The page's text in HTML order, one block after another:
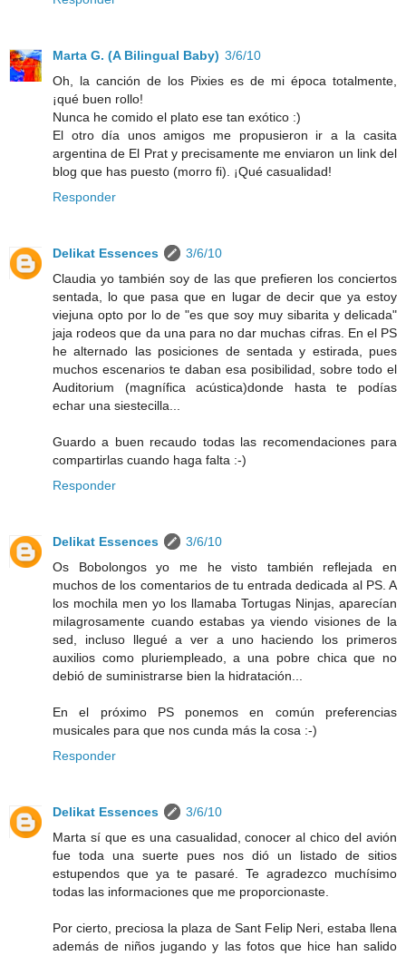
Marta G. (A Bilingual Baby) 3/6/10
Oh, la canción de los Pixies es de mi época totalmente,
¡qué buen rollo!
Nunca he comido el plato ese tan exótico :)
El otro día unos amigos me propusieron ir a la casita
argentina de El Prat y precisamente me enviaron un link del
blog que has puesto (morro fi). ¡Qué casualidad!
Responder
Delikat Essences
3/6/10
Claudia yo también soy de las que prefieren los conciertos
sentada, lo que pasa que en lugar de decir que ya estoy
viejuna opto por lo de "es que soy muy sibarita y delicada"
jaja rodeos que da una para no dar muchas cifras. En el PS
he alternado las posiciones de sentada y estirada, pues
muchos escenarios te daban esa posibilidad, sobre todo el
Auditorium (magnífica acústica)donde hasta te podías
echar una siestecilla...
Guardo a buen recaudo todas las recomendaciones para
compartirlas cuando haga falta :-)
Responder
Delikat Essences
3/6/10
Os Bobolongos yo me he visto también reflejada en
muchos de los comentarios de tu entrada dedicada al PS. A
los mochila men yo los llamaba Tortugas Ninjas, aparecían
milagrosamente cuando estabas ya viendo visiones de la
sed, incluso llegué a ver a uno haciendo los primeros
auxilios como pluriempleado, a una pobre chica que no
debió de suministrarse bien la hidratación...
En el próximo PS ponemos en común preferencias
musicales para que nos cunda más la cosa :-)
Responder
Delikat Essences
3/6/10
Marta sí que es una casualidad, conocer al chico del avión
fue toda una suerte pues nos dió un listado de sitios
estupendos que ya te pasaré. Te agradezco muchísimo
todas las informaciones que me proporcionaste.
Por cierto, preciosa la plaza de Sant Felip Neri, estaba llena
además de niños jugando y las fotos que hice han salido